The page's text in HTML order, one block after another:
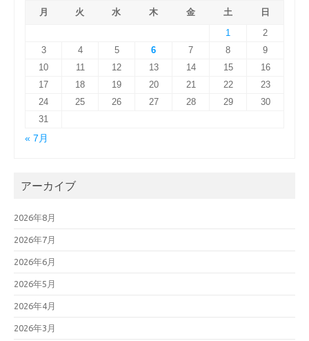
月
火 水 木 金 土
日
1
2
3
4 5 6 7 8
9
10
11 12 13 14 15
16
17
18 19 20 21 22
23
24
25 26 27 28 29
30
31
« 7月
アーカイブ
2026年8月
2026年7月
2026年6月
2026年5月
2026年4月
2026年3月